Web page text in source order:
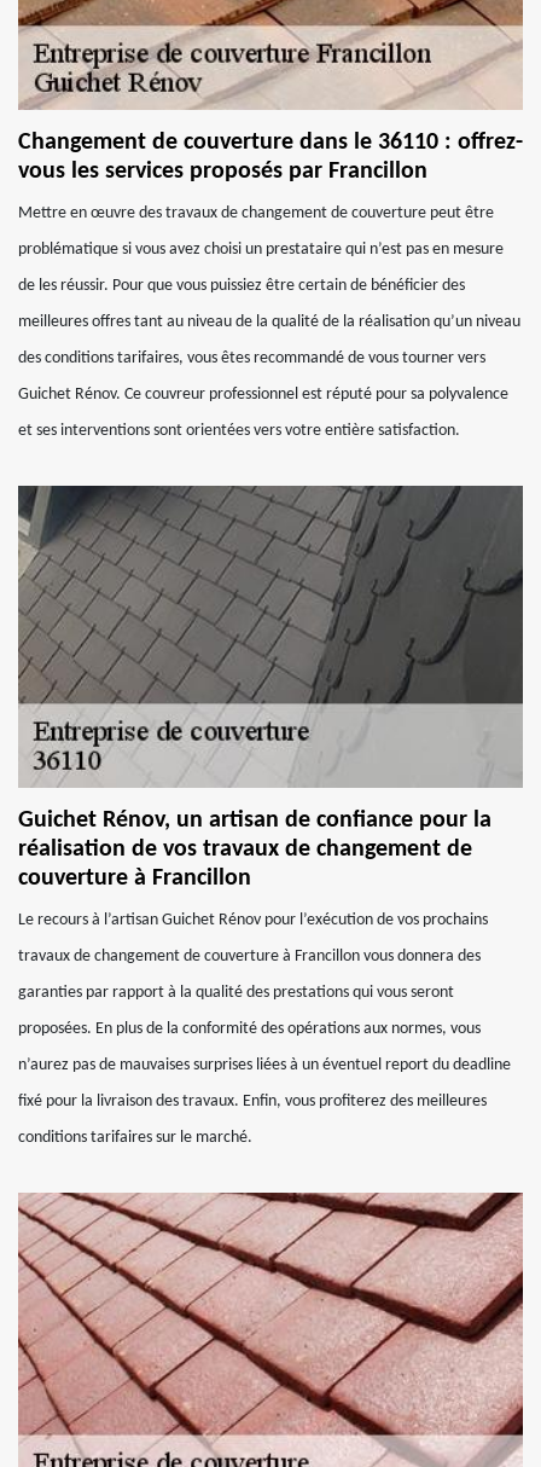
Changement de couverture dans le 36110 : offrez-
vous les services proposés par Francillon
Mettre en œuvre des travaux de changement de couverture peut être
problématique si vous avez choisi un prestataire qui n’est pas en mesure
de les réussir. Pour que vous puissiez être certain de bénéficier des
meilleures offres tant au niveau de la qualité de la réalisation qu’un niveau
des conditions tarifaires, vous êtes recommandé de vous tourner vers
Guichet Rénov. Ce couvreur professionnel est réputé pour sa polyvalence
et ses interventions sont orientées vers votre entière satisfaction.
Guichet Rénov, un artisan de confiance pour la
réalisation de vos travaux de changement de
couverture à Francillon
Le recours à l’artisan Guichet Rénov pour l’exécution de vos prochains
travaux de changement de couverture à Francillon vous donnera des
garanties par rapport à la qualité des prestations qui vous seront
proposées. En plus de la conformité des opérations aux normes, vous
n’aurez pas de mauvaises surprises liées à un éventuel report du deadline
fixé pour la livraison des travaux. Enfin, vous profiterez des meilleures
conditions tarifaires sur le marché.